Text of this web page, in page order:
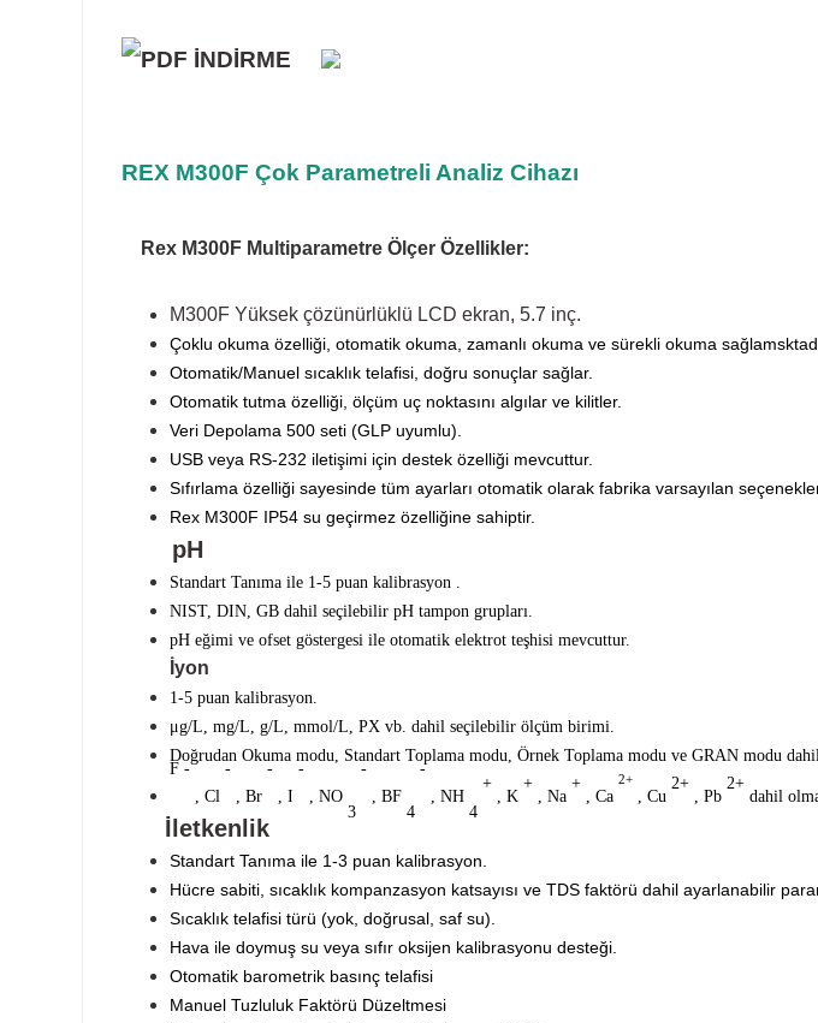
REX M300F Çok Parametreli Analiz Cihazı
Rex M300F Multiparametre Ölçer Özellikler:
M300F Yüksek çözünürlüklü LCD ekran, 5.7 inç.
Çoklu okuma özelliği, otomatik okuma, zamanlı okuma ve sürekli okuma
Otomatik/Manuel sıcaklık telafisi, doğru sonuçlar sağlar.
Otomatik tutma özelliği, ölçüm uç noktasını algılar ve kilitler.
Veri Depolama 500 seti (GLP uyumlu).
USB veya RS-232 iletişimi için destek özelliği mevcuttur.
Sıfırlama özelliği sayesinde tüm ayarları otomatik olarak fabrika varsayılan
Rex M300F IP54 su geçirmez özelliğine sahiptir.
pH
Standart Tanıma ile 1-5 puan kalibrasyon .
NIST, DIN, GB dahil seçilebilir pH tampon grupları.
pH eğimi ve ofset göstergesi ile otomatik elektrot teşhisi mevcuttur.
İyon
1-5 puan kalibrasyon.
μg/L, mg/L, g/L, mmol/L, PX vb. dahil seçilebilir ölçüm birimi.
Doğrudan Okuma modu, Standart Toplama modu, Örnek Toplama modu ve GRAN modu
F -
, Cl
-
, Br
-
, I
-
, NO
3
-
, BF
4
-
, NH
4
+
, K
+
, Na
+
, Ca
2+
, Cu
2+
, Pb
2+
dahil
İletkenlik
Standart Tanıma ile 1-3 puan kalibrasyon.
Hücre sabiti, sıcaklık kompanzasyon katsayısı ve TDS faktörü dahil ayarlanabilir
Sıcaklık telafisi türü (yok, doğrusal, saf su).
Hava ile doymuş su veya sıfır oksijen kalibrasyonu desteği.
Otomatik barometrik basınç telafisi
Manuel Tuzluluk Faktörü Düzeltmesi